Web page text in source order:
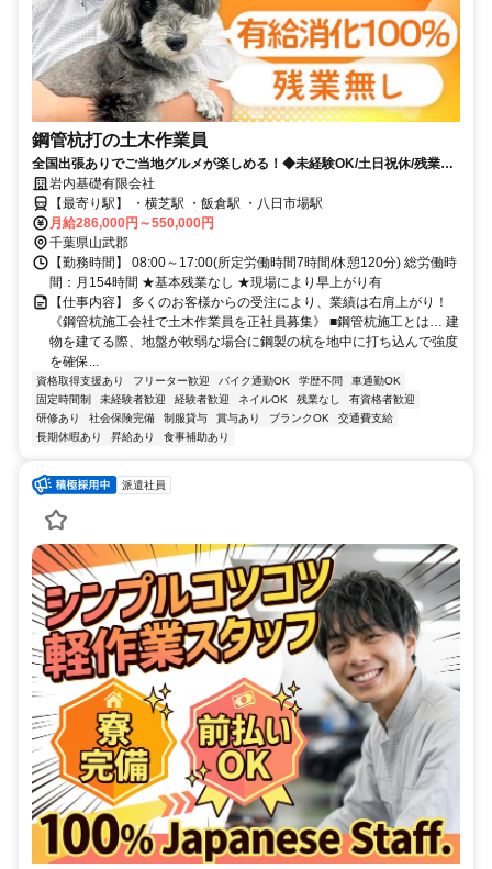
鋼管杭打の土木作業員
全国出張ありでご当地グルメが楽しめる！◆未経験OK/土日祝休/残業無
し◆岩内基礎有限会社
【最寄り駅】 ・横芝駅 ・飯倉駅 ・八日市場駅
月給286,000円～550,000円
千葉県山武郡
【勤務時間】 08:00～17:00(所定労働時間7時間/休憩120分) 総労働時
間：月154時間 ★基本残業なし ★現場により早上がり有
【仕事内容】 多くのお客様からの受注により、業績は右肩上がり！
《鋼管杭施工会社で土木作業員を正社員募集》 ■鋼管杭施工とは… 建
物を建てる際、地盤が軟弱な場合に鋼製の杭を地中に打ち込んで強度
を確保...
資格取得支援あり フリーター歓迎 バイク通勤OK 学歴不問
車通勤OK
固定時間制
未経験者歓迎 経験者歓迎 ネイルOK 残業なし
有資格者歓迎
研修あり
社会保険完備 制服貸与 賞与あり ブランクOK
交通費支給
長期休暇あり
昇給あり 食事補助あり
派遣社員